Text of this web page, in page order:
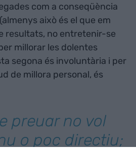
com a conseqüència
això és el que em
resultats, no entretenir-se
millorar les dolentes
segona és involuntària i per
de millora personal, és
preuar no vol
o poc directiu;